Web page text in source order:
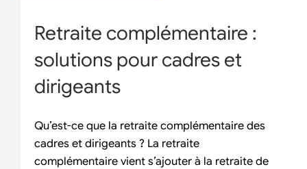
Retraite complémentaire :
solutions pour cadres et
dirigeants
Qu’est-ce que la retraite complémentaire des
cadres et dirigeants ? La retraite
complémentaire vient s’ajouter à la retraite de